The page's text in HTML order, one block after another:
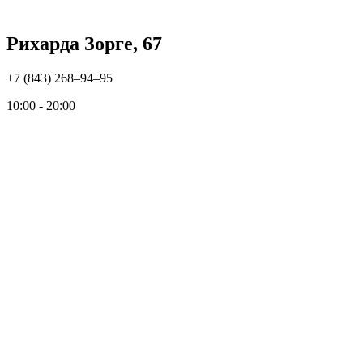
Рихарда Зорге, 67
+7 (843) 268‒94‒95
10:00 - 20:00